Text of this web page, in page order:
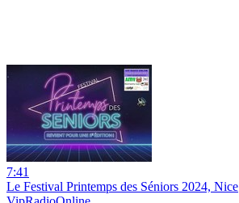
7:41
Le Festival Printemps des Séniors 2024, Nice